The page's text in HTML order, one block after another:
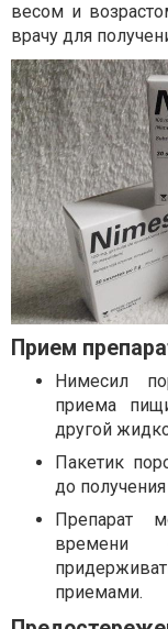
весом и
врачу для
Прием
Нимесил
приема
другой
Пакетик
до
Препарат
времени
приемами.